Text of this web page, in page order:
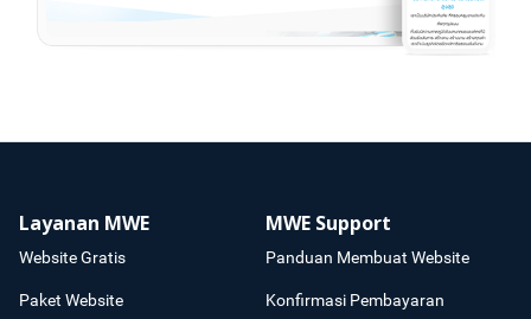
Layanan MWE
Website Gratis
Paket Website
MWE Support
Panduan Membuat Website
Konfirmasi Pembayaran